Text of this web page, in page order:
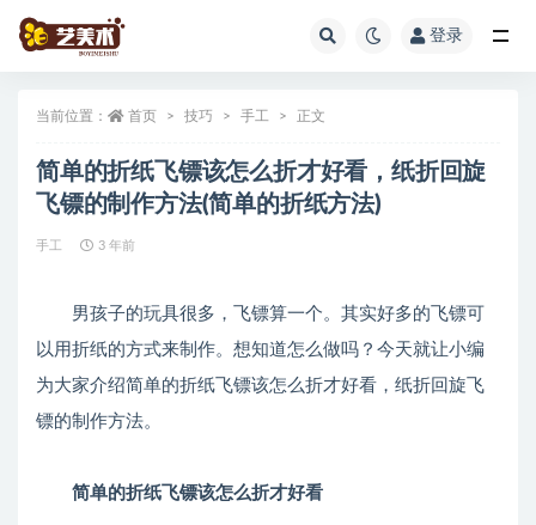
登录
当前位置： 首页 技巧 手工 正文
简单的折纸飞镖该怎么折才好看，纸折回旋
飞镖的制作方法(简单的折纸方法)
手工 3 年前
男孩子的玩具很多，飞镖算一个。其实好多的飞镖可
以用折纸的方式来制作。想知道怎么做吗？今天就让小编
为大家介绍简单的折纸飞镖该怎么折才好看，纸折回旋飞
镖的制作方法。
简单的折纸飞镖该怎么折才好看